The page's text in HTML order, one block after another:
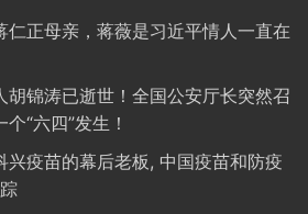
仁正母亲，蒋薇是习近平情人一直在
胡锦涛已逝世！全国公安厅长突然召
“六四”发生！
兴疫苗的幕后老板, 中国疫苗和防疫